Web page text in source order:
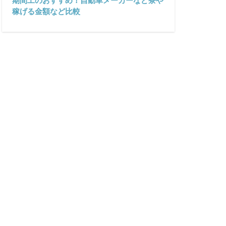
稼げる金額など比較